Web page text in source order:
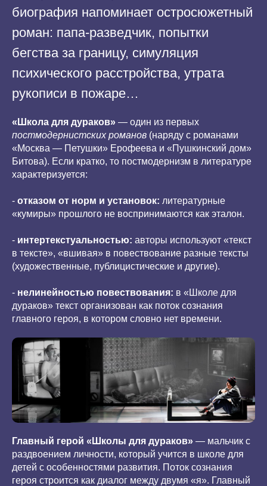
биография напоминает остросюжетный
роман: папа-разведчик, попытки
бегства за границу, симуляция
психического расстройства, утрата
рукописи в пожаре…
«Школа для дураков» — один из первых
постмодернистских романов (наряду с романами
«Москва — Петушки» Ерофеева и «Пушкинский дом»
Битова). Если кратко, то постмодернизм в литературе
характеризуется:
- отказом от норм и установок: литературные
«кумиры» прошлого не воспринимаются как эталон.
- интертекстуальностью: авторы используют «текст
в тексте», «вшивая» в повествование разные тексты
(художественные, публицистические и другие).
- нелинейностью повествования: в «Школе для
дураков» текст организован как поток сознания
главного героя, в котором словно нет времени.
Главный герой «Школы для дураков» — мальчик с
раздвоением личности, который учится в школе для
детей с особенностями развития. Поток сознания
героя строится как диалог между двумя «я». Главный